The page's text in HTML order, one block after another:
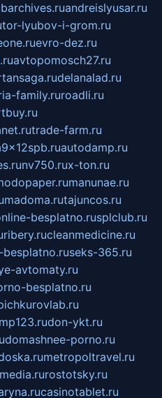
andreislyusar.ru
tor-lyubov-i-grom.ru
evro-dez.ru
avtopomosch27.ru
delanalad.ru
family.ruroadli.ru
trade-farm.ru
autodamp.ru
nv750.rux-ton.ru
manunae.ru
madoma.rutajuncos.ru
besplatno.rusplclub.ru
ribery.rucleanmedicine.ru
seks-365.ru
avtomaty.ru
besplatno.ru
don-ykt.ru
domashnee-porno.ru
metropoltravel.ru
rostotsky.ru
casinotablet.ru